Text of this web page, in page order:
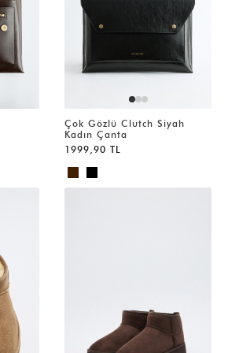
Çok Gözlü Clutch Siyah
Kadın Çanta
1999,90 TL